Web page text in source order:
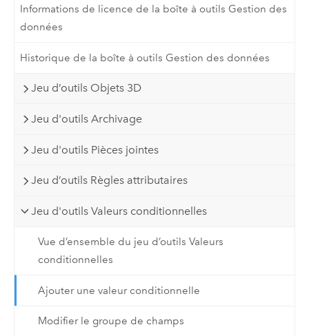
Informations de licence de la boîte à outils Gestion des
données
Historique de la boîte à outils Gestion des données
Jeu d’outils Objets 3D
Jeu d'outils Archivage
Jeu d'outils Pièces jointes
Jeu d’outils Règles attributaires
Jeu d'outils Valeurs conditionnelles
Vue d’ensemble du jeu d’outils Valeurs
conditionnelles
Ajouter une valeur conditionnelle
Modifier le groupe de champs